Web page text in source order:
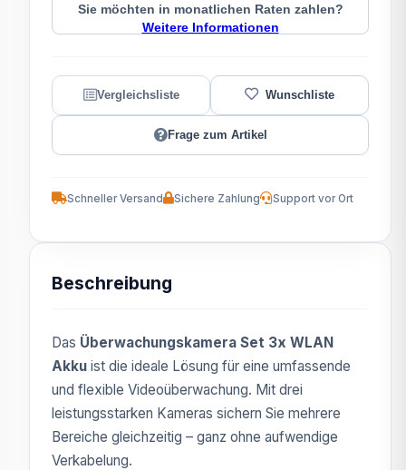
Sie möchten in monatlichen Raten zahlen?
Weitere Informationen
Frage zum Artikel
Schneller Versand Sichere Zahlung Support vor Ort
Beschreibung
Das Überwachungskamera Set 3x WLAN
Akku ist die ideale Lösung für eine umfassende
und flexible Videoüberwachung. Mit drei
leistungsstarken Kameras sichern Sie mehrere
Bereiche gleichzeitig – ganz ohne aufwendige
Verkabelung.